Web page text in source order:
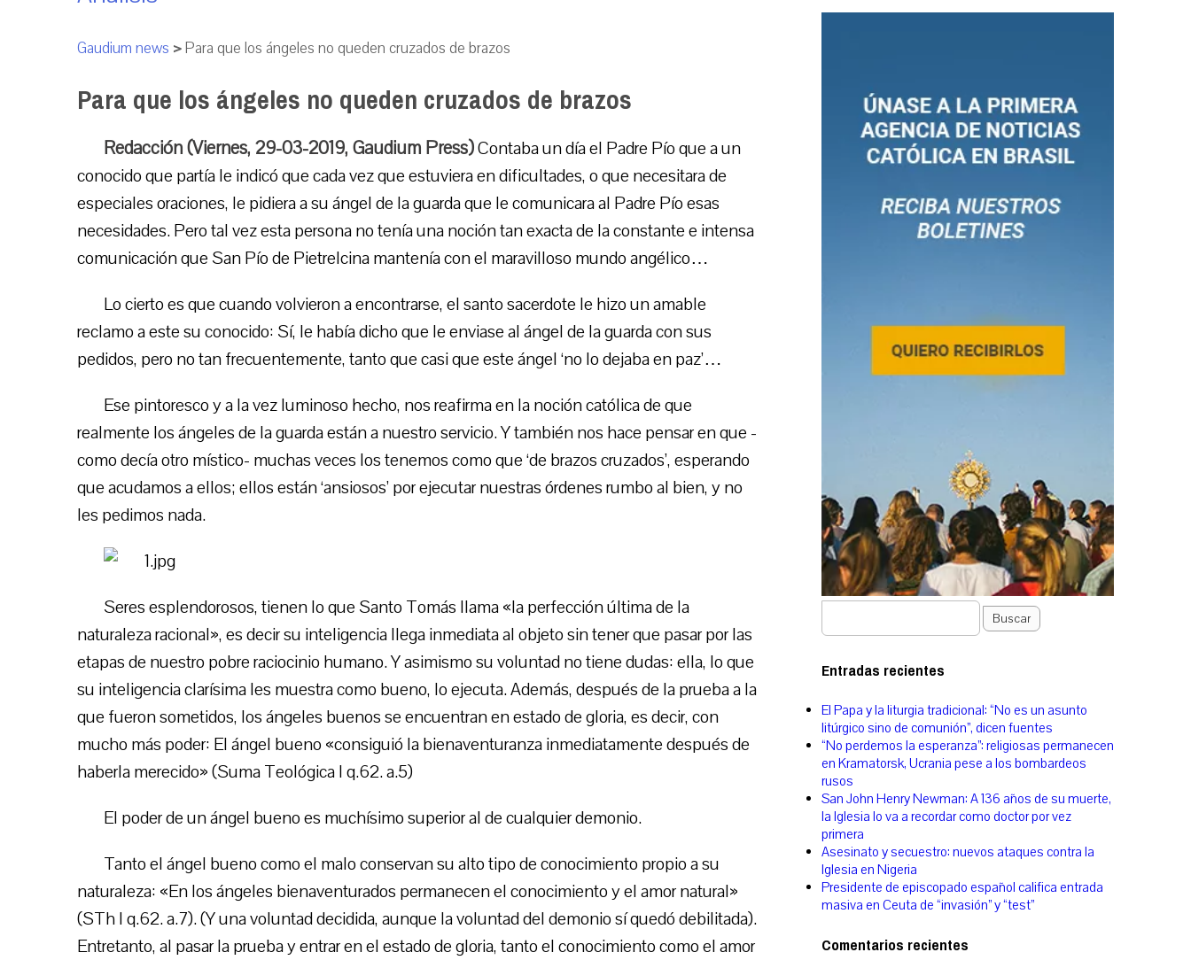
Gaudium news >Para que los ángeles no queden cruzados de brazos
Para que los ángeles no queden cruzados de brazos
Redacción (Viernes, 29-03-2019, Gaudium Press)Contaba un día el Padre Pío que a un
conocido que partía le indicó que cada vez que estuviera en dificultades, o que necesitara de
especiales oraciones, le pidiera a su ángel de la guarda que le comunicara al Padre Pío esas
necesidades. Pero tal vez esta persona no tenía una noción tan exacta de la constante e intensa
comunicación que San Pío de Pietrelcina mantenía con el maravilloso mundo angélico…
Lo cierto es que cuando volvieron a encontrarse, el santo sacerdote le hizo un amable
reclamo a este su conocido: Sí, le había dicho que le enviase al ángel de la guarda con sus
pedidos, pero no tan frecuentemente, tanto que casi que este ángel ‘no lo dejaba en paz’…
Ese pintoresco y a la vez luminoso hecho, nos reafirma en la noción católica de que
realmente los ángeles de la guarda están a nuestro servicio. Y también nos hace pensar en que -
como decía otro místico- muchas veces los tenemos como que ‘de brazos cruzados’, esperando
que acudamos a ellos; ellos están ‘ansiosos’ por ejecutar nuestras órdenes rumbo al bien, y no
les pedimos nada.
Seres esplendorosos, tienen lo que Santo Tomás llama «la perfección última de la
naturaleza racional», es decir su inteligencia llega inmediata al objeto sin tener que pasar por las
etapas de nuestro pobre raciocinio humano. Y asimismo su voluntad no tiene dudas: ella, lo que
su inteligencia clarísima les muestra como bueno, lo ejecuta. Además, después de la prueba a la
que fueron sometidos, los ángeles buenos se encuentran en estado de gloria, es decir, con
mucho más poder: El ángel bueno «consiguió la bienaventuranza inmediatamente después de
haberla merecido» (Suma Teológica I q.62. a.5)
El poder de un ángel bueno es muchísimo superior al de cualquier demonio.
Tanto el ángel bueno como el malo conservan su alto tipo de conocimiento propio a su
naturaleza: «En los ángeles bienaventurados permanecen el conocimiento y el amor natural»
(STh I q.62. a.7). (Y una voluntad decidida, aunque la voluntad del demonio sí quedó debilitada).
Entretanto, al pasar la prueba y entrar en el estado de gloria, tanto el conocimiento como el amor
Buscar
Entradas recientes
El Papa y la liturgia tradicional: “No es un asunto
litúrgico sino de comunión”, dicen fuentes
“No perdemos la esperanza”: religiosas permanecen
en Kramatorsk, Ucrania pese a los bombardeos
rusos
San John Henry Newman: A 136 años de su muerte,
la Iglesia lo va a recordar como doctor por vez
primera
Asesinato y secuestro: nuevos ataques contra la
Iglesia en Nigeria
Presidente de episcopado español califica entrada
masiva en Ceuta de “invasión” y “test”
Comentarios recientes